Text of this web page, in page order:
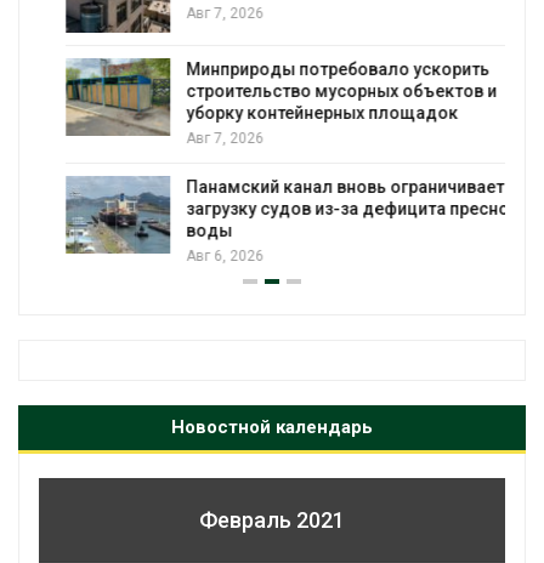
Авг 7, 2026
Минприроды потребовало ускорить
строительство мусорных объектов и
уборку контейнерных площадок
Авг 7, 2026
Панамский канал вновь ограничивает
загрузку судов из-за дефицита пресной
воды
Авг 6, 2026
Новостной календарь
Февраль 2021